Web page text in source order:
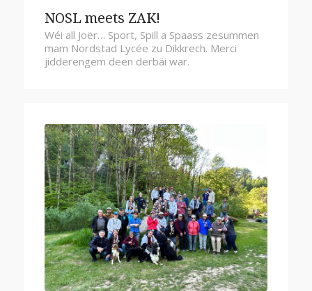
NOSL meets ZAK!
Wéi all Joër… Sport, Spill a Spaass zesummen
mam Nordstad Lycée zu Dikkrech. Merci
jidderengem deen derbäi war.